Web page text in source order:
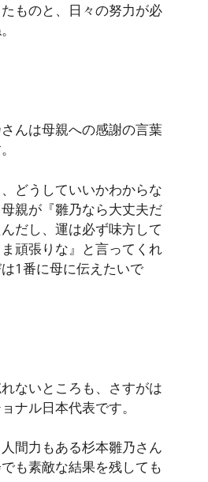
ものと、日々の努力が必
んは母親への感謝の言葉
、どうしていいかわからな
親が『雛乃なら大丈夫だ
だし、運は必ず味方して
頑張りな』と言ってくれ
1番に母に伝えたいで
ないところも、さすがは
ナル日本代表です。
間力もある杉本雛乃さん
も素敵な結果を残しても